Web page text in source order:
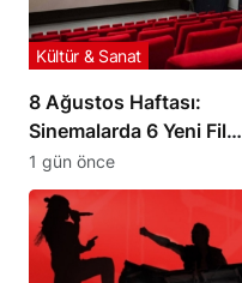
8 Ağustos Haftası:
Sinemalarda 6 Yeni Film
İzleyiciyle Buluşuyor
Kültür & Sanat
1 gün önce